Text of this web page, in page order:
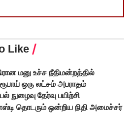
Like
மனு உச்ச நீதிமன்றத்தில்
ரூபாய் ஒரு லட்சம் அபராதம்
நுழைவு தேர்வு பயிற்சி
தொடரும் ஒன்றிய நிதி அமைச்சர்